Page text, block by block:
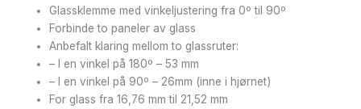
Glassklemme med vinkeljustering fra 0º til 90º
Forbinde to paneler av glass
Anbefalt klaring mellom to glassruter:
– I en vinkel på 180º – 53 mm
– I en vinkel på 90º – 26mm (inne i hjørnet)
For glass fra 16,76 mm til 21,52 mm